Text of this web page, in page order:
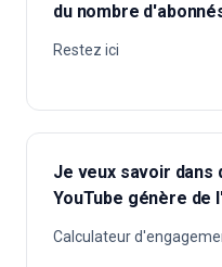
du nombre
Restez ici
Je veux savoir dans
YouTube génère de
Calculateur